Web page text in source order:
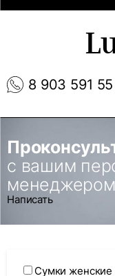
8 903 591
с вашим
менеджером
Написать
Сумки женские